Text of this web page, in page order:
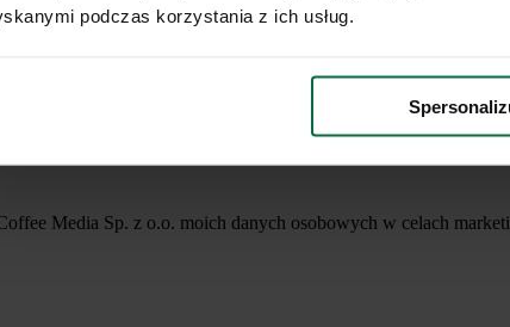
podczas korzystania z ich usług.
Media Sp. z o.o. moich danych osobowych w celach